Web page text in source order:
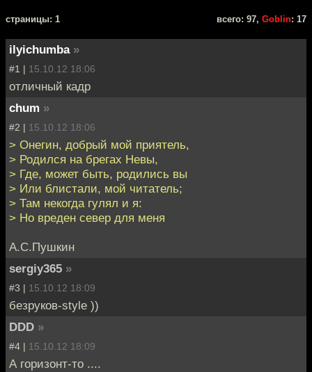
cтраницы: 1 всего: 97, Goblin: 17
ilyichumba »
#1 | 15.10.12 18:06
отличный кадр
chum »
#2 | 15.10.12 18:06
> Онегин, добрый мой приятель,
> Родился на брегах Невы,
> Где, может быть, родились вы
> Или блистали, мой читатель;
> Там некогда гулял и я:
> Но вреден север для меня
А.С.Пушкин
sergiy365 »
#3 | 15.10.12 18:09
безруков-style ))
DDD »
#4 | 15.10.12 18:09
А горизонт-то ....